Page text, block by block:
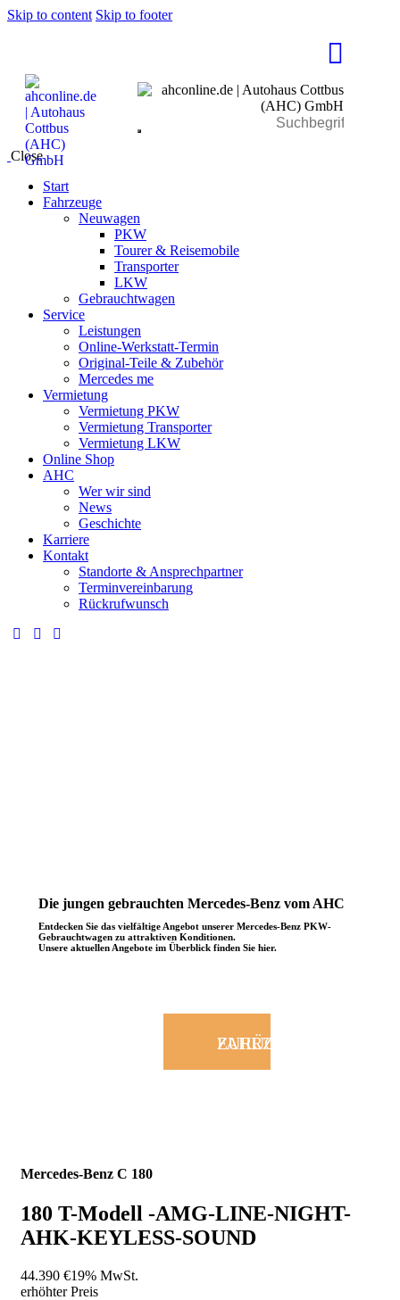
Skip to content Skip to footer
Close
Start
Fahrzeuge
Neuwagen
PKW
Tourer & Reisemobile
Transporter
LKW
Gebrauchtwagen
Service
Leistungen
Online-Werkstatt-Termin
Original-Teile & Zubehör
Mercedes me
Vermietung
Vermietung PKW
Vermietung Transporter
Vermietung LKW
Online Shop
AHC
Wer wir sind
News
Geschichte
Karriere
Kontakt
Standorte & Ansprechpartner
Terminvereinbarung
Rückrufwunsch
Die jungen gebrauchten Mercedes-Benz vom AHC
Entdecken Sie das vielfältige Angebot unserer Mercedes-Benz PKW-
Gebrauchtwagen zu attraktiven Konditionen.
Unsere aktuellen Angebote im Überblick finden Sie hier.
ZURÜCK ZUR FAHRZEUGSUCHE
Mercedes-Benz C 180
180 T-Modell -AMG-LINE-NIGHT-
AHK-KEYLESS-SOUND
44.390 €19% MwSt.
erhöhter Preis